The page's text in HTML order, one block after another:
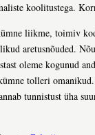
koolitustega.
liikme, toimiv
aretusnõuded.
oleme kogunud
tolleri
tunnistust üha